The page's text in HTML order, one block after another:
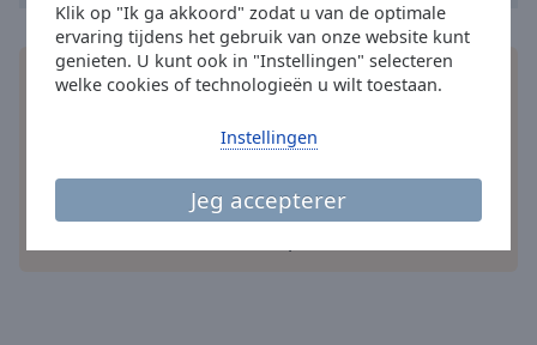
Klik op "Ik ga akkoord" zodat u van de optimale
ervaring tijdens het gebruik van onze website kunt
genieten. U kunt ook in "Instellingen" selecteren
welke cookies of technologieën u wilt toestaan.
Jeg accepterer
Instellingen
Family
Installeer de gratis Online Radio Boxapplicatie
radiozenders – waar je ook bent!